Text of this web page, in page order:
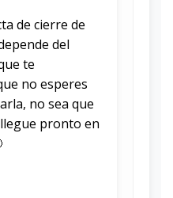
de cierre de
del
te
no esperes
no sea que
pronto en